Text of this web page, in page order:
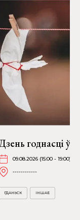
годнасці ў
09.08.2026 (15:00 - 19:00)
------------
ГДАНЬСК ІНШАЕ